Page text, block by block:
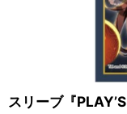
スリーブ『